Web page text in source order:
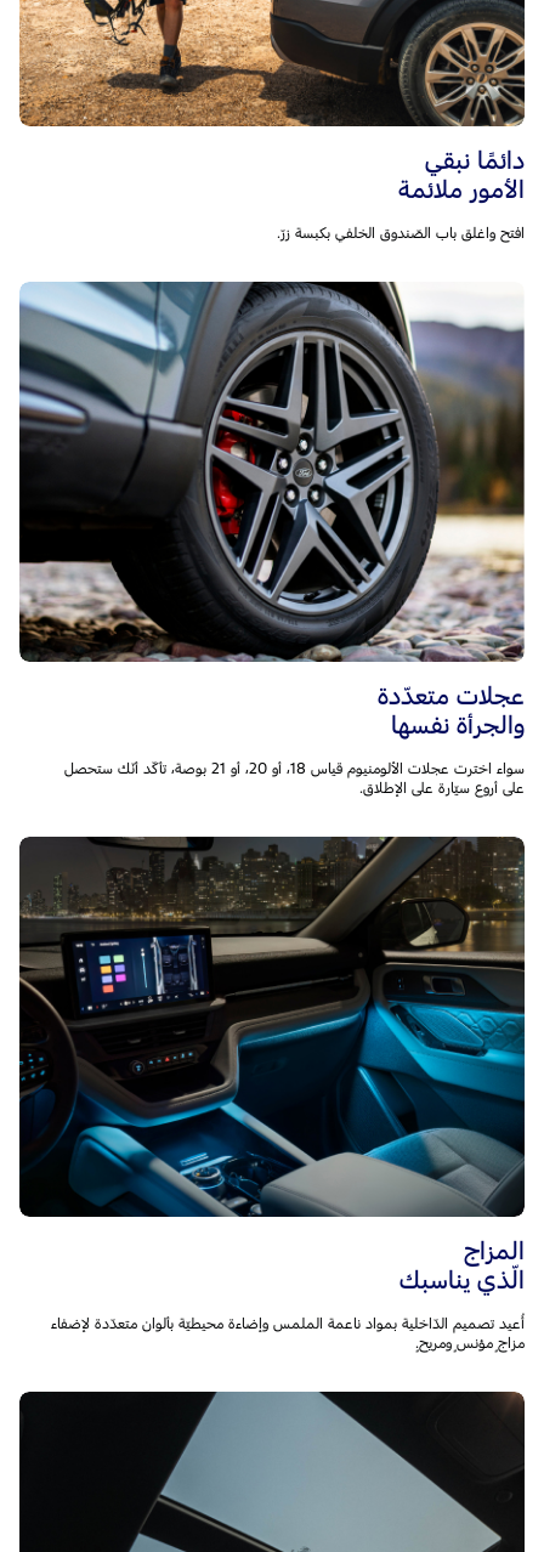
دائمًا نبقي
الأمور ملائمة
افتح واغلق باب الصّندوق الخلفي بكبسة زرّ.
عجلات متعدّدة
والجرأة نفسها
سواء اخترت عجلات الألومنيوم قياس 18، أو 20، أو 21 بوصة، تأكّد أنّك ستحصل
على أروع سيّارة على الإطلاق.
المزاج
الّذي يناسبك
أُعيد تصميم الدّاخلية بمواد ناعمة الملمس وإضاءة محيطيّة بألوان متعدّدة لإضفاء
مزاجٍ مؤنسٍ ومريحٍ.